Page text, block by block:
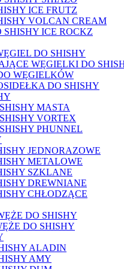
ICE FRUTZ
VOLCAN CREAM
ICE ROCKZ
DO SHISHY
WĘGIELKI DO
WĘGIELKÓW
DO SHISHY
MASTA
VORTEX
PHUNNEL
JEDNORAZOWE
METALOWE
SZKLANE
DREWNIANE
CHŁODZĄCE
DO SHISHY
DO SHISHY
ALADIN
AMY